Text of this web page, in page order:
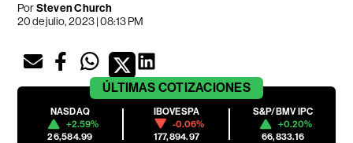
PorSteven Church
20 de julio, 2023 | 08:13 PM
ÚLTIMAS COTIZACIONES
NASDAQ
+2.59%
26,584.99
IBOVESPA
-0.06%
177,894.97
S&P/BMV IPC
+0.20%
66,833.16